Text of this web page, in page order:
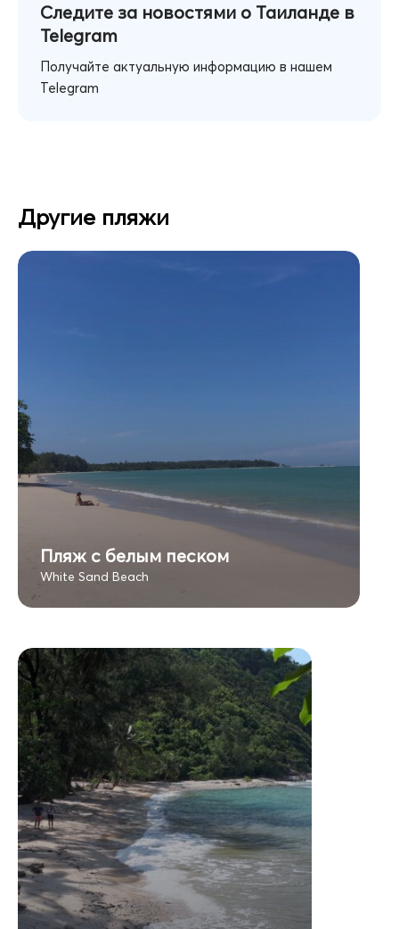
Следите за новостями о Таиланде в
Telegram
Получайте актуальную информацию в нашем
Telegram
Другие пляжи
Пляж с белым песком
White Sand Beach